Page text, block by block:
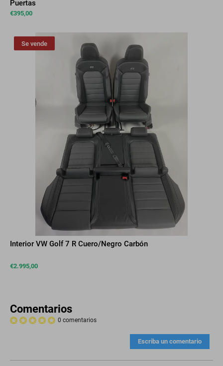
Puertas
€395,00
Se vende
Interior VW Golf 7 R Cuero/Negro Carbón
€2.995,00
Comentarios
0 comentarios
Escriba un comentario